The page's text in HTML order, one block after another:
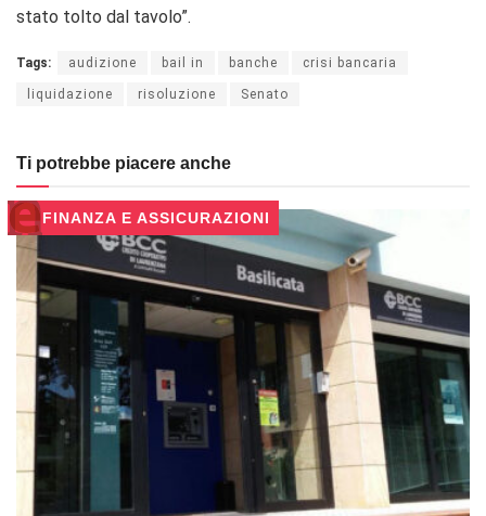
stato tolto dal tavolo”.
Tags: audizione bail in banche crisi bancaria
liquidazione risoluzione Senato
Ti potrebbe piacere anche
FINANZA E ASSICURAZIONI